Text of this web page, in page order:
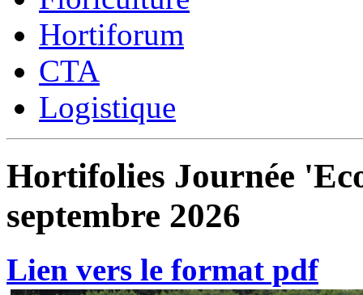
Hortiforum
CTA
Logistique
Hortifolies Journée
septembre 2026
Lien vers le format pdf